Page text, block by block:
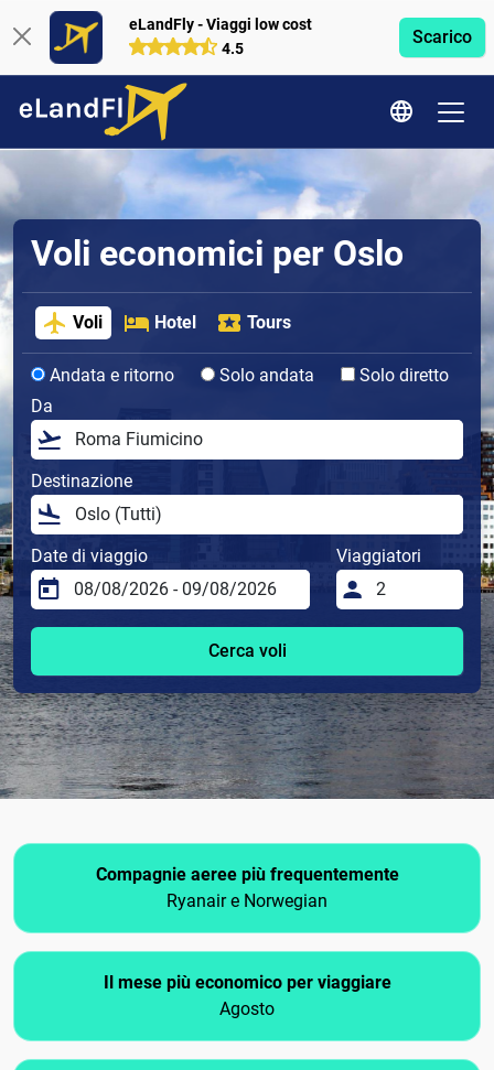
eLandFly - Viaggi low cost
4.5
Scarico
Voli economici per Oslo
Voli Hotel Tours
Andata e ritorno Solo andata
Solo diretto
Da
Destinazione
Date di viaggio Viaggiatori
Cerca voli
Compagnie aeree più frequentemente
Ryanair e Norwegian
Il mese più economico per viaggiare
Agosto